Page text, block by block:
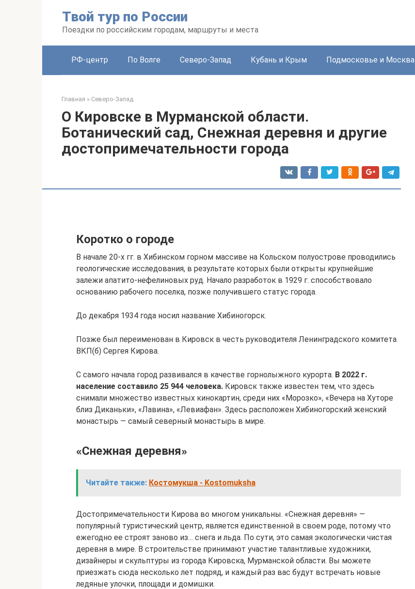
Твой тур по России
Поездки по российским городам, маршруты и места
РФ-центр По Волге Северо-Запад Кубань и Крым Подмосковье и Москва
Главная » Северо-Запад
О Кировске в Мурманской области.
Ботанический сад, Снежная деревня и другие
достопримечательности города
Коротко о городе
В начале 20-х гг. в Хибинском горном массиве на Кольском полуострове проводились
геологические исследования, в результате которых были открыты крупнейшие
залежи апатито-нефелиновых руд. Начало разработок в 1929 г. способствовало
основанию рабочего поселка, позже получившего статус города.
До декабря 1934 года носил название Хибиногорск.
Позже был переименован в Кировск в честь руководителя Ленинградского комитета
ВКП(б) Сергея Кирова.
С самого начала город развивался в качестве горнолыжного курорта. В 2022 г.
население составило 25 944 человека. Кировск также известен тем, что здесь
снимали множество известных кинокартин, среди них «Морозко», «Вечера на Хуторе
близ Диканьки», «Лавина», «Левиафан». Здесь расположен Хибиногорский женский
монастырь — самый северный монастырь в мире.
«Снежная деревня»
Читайте также: Костомукша - Kostomuksha
Достопримечательности Кирова во многом уникальны. «Снежная деревня» —
популярный туристический центр, является единственной в своем роде, потому что
ежегодно ее строят заново из… снега и льда. По сути, это самая экологически чистая
деревня в мире. В строительстве принимают участие талантливые художники,
дизайнеры и скульптуры из города Кировска, Мурманской области. Вы можете
приезжать сюда несколько лет подряд, и каждый раз вас будут встречать новые
ледяные улочки, площади и домишки.